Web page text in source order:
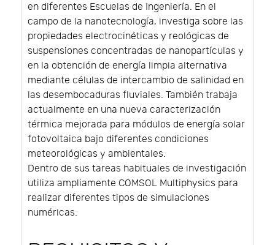
en diferentes Escuelas de Ingeniería. En el
campo de la nanotecnología, investiga sobre las
propiedades electrocinéticas y reológicas de
suspensiones concentradas de nanopartículas y
en la obtención de energía limpia alternativa
mediante células de intercambio de salinidad en
las desembocaduras fluviales. También trabaja
actualmente en una nueva caracterización
térmica mejorada para módulos de energía solar
fotovoltaica bajo diferentes condiciones
meteorológicas y ambientales.
Dentro de sus tareas habituales de investigación
utiliza ampliamente COMSOL Multiphysics para
realizar diferentes tipos de simulaciones
numéricas.